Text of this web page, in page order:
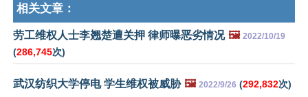
相关文章：
劳工维权人士李翘楚遭关押 律师曝恶劣情况 🖼️ 2022/10/19
(286,745次)
武汉纺织大学停电 学生维权被威胁 🖼️ 2022/9/26 (292,832次)